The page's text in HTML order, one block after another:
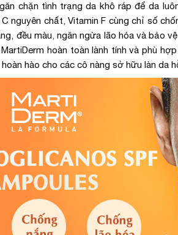
chặn tình trạng da khô ráp để da
nguyên chất, Vitamin F cùng chỉ số
đều màu, ngăn ngừa lão hóa và bảo
hoàn toàn lành tính và phù
hào cho các cô nàng sở hữu làn da